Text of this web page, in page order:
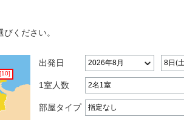
ください。
[10]
出発日
1室人数
部屋タイプ